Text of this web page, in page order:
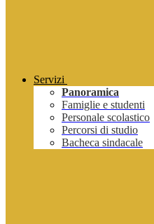
Servizi
Panoramica
Famiglie e studenti
Personale scolastico
Percorsi di studio
Bacheca sindacale